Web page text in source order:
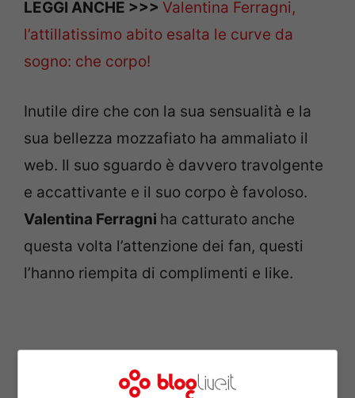
LEGGI ANCHE >>> Valentina Ferragni,
l’attillatissimo abito esalta le curve da
sogno: che corpo!
Inutile dire che con la sua sensualità e la
sua bellezza mozzafiato ha ammaliato il
web. Il suo sguardo è davvero travolgente
e accattivante e il suo corpo è favoloso.
Valentina Ferragni ha catturato anche
questa volta l’attenzione dei fan, questi
l’hanno riempita di complimenti e like.